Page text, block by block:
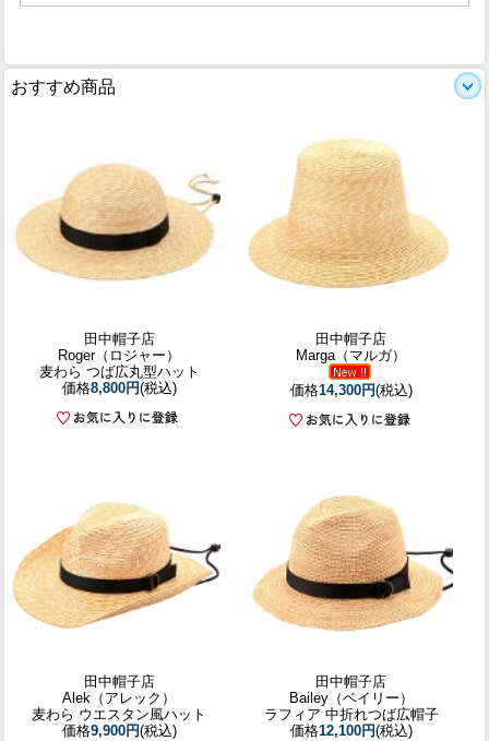
おすすめ商品
田中帽子店
Roger（ロジャー）
麦わら つば広丸型ハット
価格8,800円(税込)
田中帽子店
Marga（マルガ）
価格14,300円(税込)
田中帽子店
Alek（アレック）
麦わら ウエスタン風ハット
価格9,900円(税込)
田中帽子店
Bailey（ベイリー）
ラフィア 中折れつば広帽子
価格12,100円(税込)